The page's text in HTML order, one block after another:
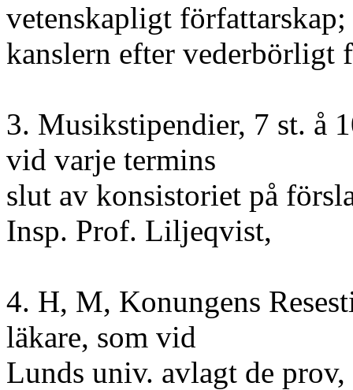
vetenskapligt
kanslern efter vederbörligt
3. Musikstipendier, 7 st. å
vid varje termins
slut av konsistoriet på
Insp. Prof. Liljeqvist,
4. H, M, Konungens
läkare, som vid
Lunds univ. avlagt de